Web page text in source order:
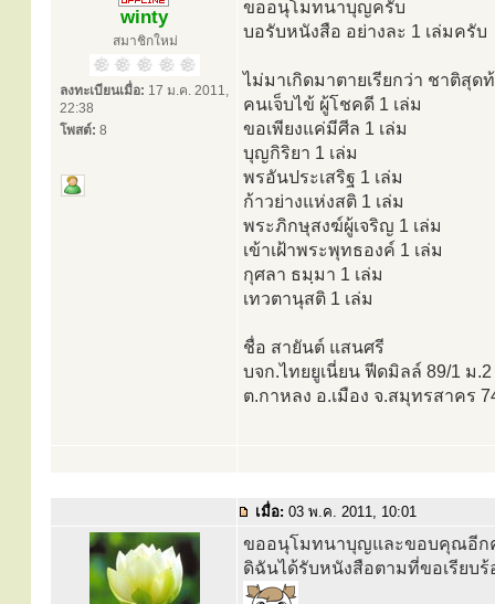
winty
สมาชิกใหม่
ลงทะเบียนเมื่อ: 17 ม.ค. 2011,
22:38
โพสต์: 8
ขออนุโมทนาบุญครับ
บอรับหนังสือ อย่างละ 1 เล่มครับ
ไม่มาเกิดมาตายเรียกว่า ชาติสุด
คนเจ็บไข้ ผู้โชคดี 1 เล่ม
ขอเพียงแค่มีศีล 1 เล่ม
บุญกิริยา 1 เล่ม
พรอันประเสริฐ 1 เล่ม
ก้าวย่างแห่งสติ 1 เล่ม
พระภิกษุสงฆ์ผู้เจริญ 1 เล่ม
เข้าเฝ้าพระพุทธองค์ 1 เล่ม
กุศลา ธมฺมา 1 เล่ม
เทวตานุสติ 1 เล่ม
ชื่อ สายันต์ แสนศรี
บจก.ไทยยูเนี่ยน ฟีดมิลล์ 89/1 ม.2
ต.กาหลง อ.เมือง จ.สมุทรสาคร
เมื่อ: 03 พ.ค. 2011, 10:01
ขออนุโมทนาบุญและขอบคุณอีกค
ดิฉันได้รับหนังสือตามที่ขอเรียบร้